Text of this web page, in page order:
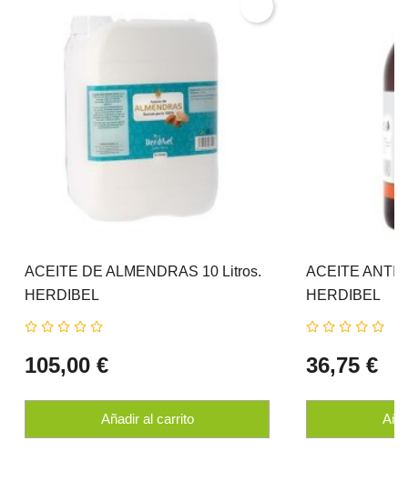
ACEITE DE ALMENDRAS 10 Litros.
HERDIBEL
105,00 €
Añadir al carrito
ACEITE
HERDIBEL
36,75 €